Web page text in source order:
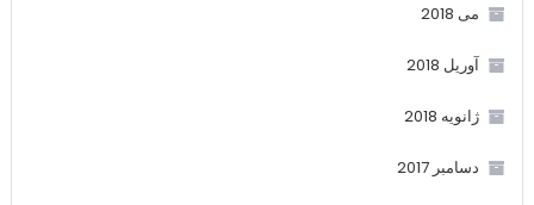
می 2018
آوریل 2018
ژانویه 2018
دسامبر 2017